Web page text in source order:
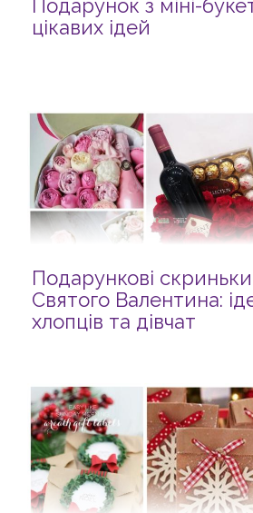
Подарунок з міні-
цікавих ідей
Подарункові
Святого Валентина:
хлопців та дівчат